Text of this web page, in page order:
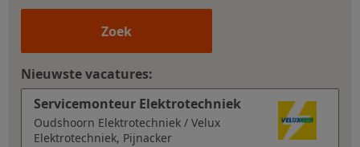
Zoek
Nieuwste vacatures:
Servicemonteur Elektrotechniek
Oudshoorn Elektrotechniek / Velux
Elektrotechniek, Pijnacker